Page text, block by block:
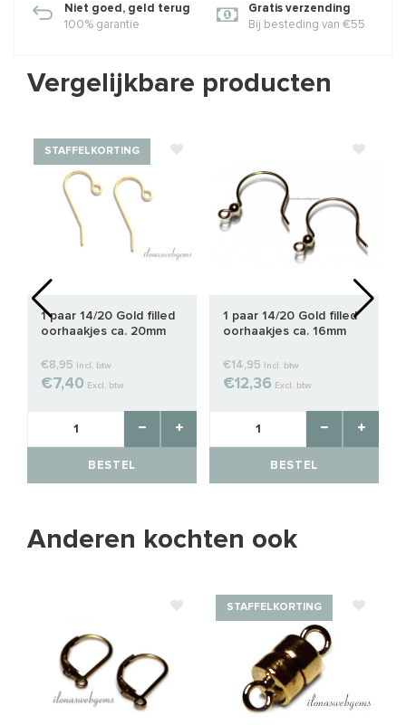
Niet goed, geld terug
100% garantie
Gratis verzending
Bij besteding van €55
Vergelijkbare producten
STAFFELKORTING
1 paar 14/20 Gold filled
oorhaakjes ca. 20mm
€8,95 Incl. btw
€7,40 Excl. btw
BESTEL
1 paar 14/20 Gold filled
oorhaakjes ca. 16mm
€14,95 Incl. btw
€12,36 Excl. btw
BESTEL
Anderen kochten ook
STAFFELKORTING